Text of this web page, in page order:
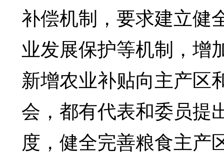
补偿机制，要求建立健
业发展保护等机制，增
新增农业补贴向主产区
会，都有代表和委员提
度，健全完善粮食主产